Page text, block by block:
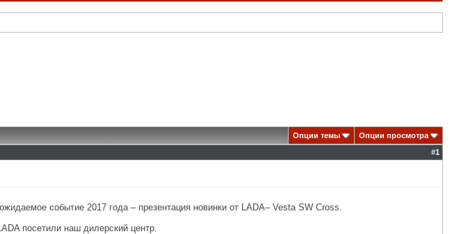
Опции темы
Опции просмотра
#1
событие 2017 года – презентация новинки от LADA– Vesta SW Cross.
посетили наш дилерский центр.